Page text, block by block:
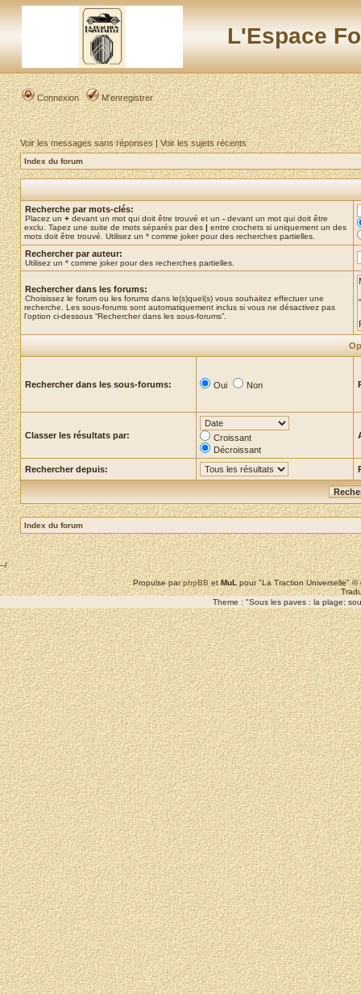
L'Espace
Connexion M’enregistrer
Voir les messages sans réponses|Voir les sujets récents
Index du forum
Recherche par mots-clés:
Placez un + devant un mot qui doit être trouvé et un - devant un mot qui doit être
exclu. Tapez une suite de mots séparés par des | entre crochets si uniquement un des
mots doit être trouvé. Utilisez un * comme joker pour des recherches partielles.
Rechercher par auteur:
Utilisez un * comme joker pour des recherches partielles.
Rechercher dans les forums:
Choisissez le forum ou les forums dans le(s)quel(s) vous souhaitez effectuer une
recherche. Les sous-forums sont automatiquement inclus si vous ne désactivez pas
l’option ci-dessous “Rechercher dans les sous-forums”.
Rechercher dans les sous-forums: Oui Non
Classer les résultats par:
Croissant
Décroissant
Rechercher depuis:
Index du forum
--/
Propulse parphpBBetMuLpour "La Traction Universelle"
Theme : "Sous les paves : la plage;